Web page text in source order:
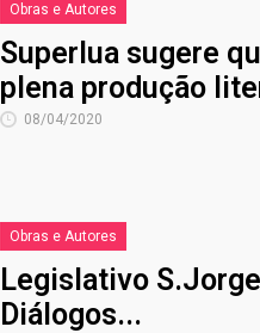
Obras e Autores
Superlua sugere
plena produção
08/04/2020
Obras e Autores
Legislativo
Diálogos...